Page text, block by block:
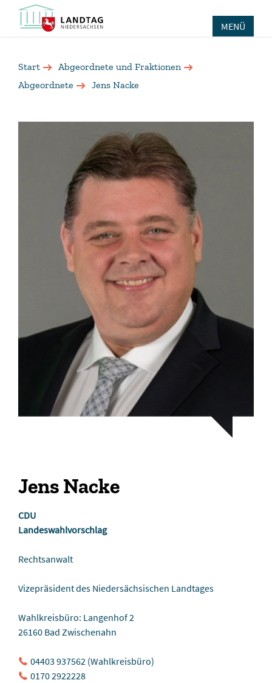
MENÜ
Start
Abgeordnete und Fraktionen
Abgeordnete
Jens Nacke
Jens Nacke
CDU
Landeswahlvorschlag
Rechtsanwalt
Vizepräsident des Niedersächsischen Landtages
Wahlkreisbüro: Langenhof 2
26160 Bad Zwischenahn
04403 937562 (Wahlkreisbüro)
0170 2922228